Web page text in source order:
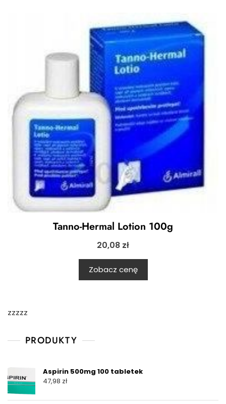
Tanno-Hermal Lotion 100g
20,08 zł
Zobacz cenę
zzzzz
PRODUKTY
Aspirin 500mg 100 tabletek
47,98 zł